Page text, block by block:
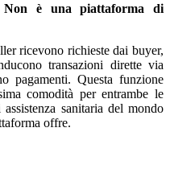
Non è una piattaforma di
ricevono richieste dai buyer,
transazioni dirette via
pagamenti. Questa funzione
comodità per entrambe le
sanitaria del mondo
offre.